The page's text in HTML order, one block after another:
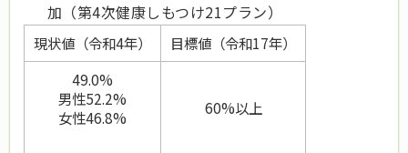
加（第4次健康しもつけ21プラン）
現状値（令和4年）
目標値（令和17年）
49.0%
男性52.2%
女性46.8%
60%以上